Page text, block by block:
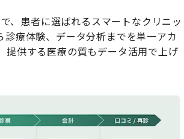
、患者に選ばれるスマートなクリニッ
療体験、データ分析までを単一アカ
提供する医療の質もデータ活用で上げ